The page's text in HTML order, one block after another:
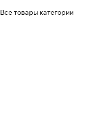
Все товары категории